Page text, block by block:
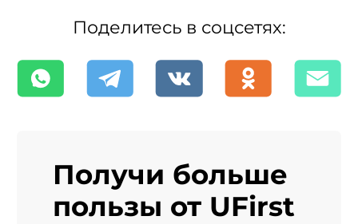
Поделитесь в соцсетях:
Получи больше
пользы от UFirst